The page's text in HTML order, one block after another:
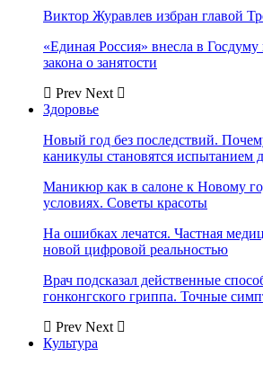
Виктор Журавлев избран главой
«Единая Россия» внесла в
закона о занятости
Prev Next
Здоровье
Новый год без последствий.
каникулы становятся испытанием
Маникюр как в салоне к Новому
условиях. Советы красоты
На ошибках лечатся. Частная
новой цифровой реальностью
Врач подсказал действенные
гонконгского гриппа. Точные
Prev Next
Культура